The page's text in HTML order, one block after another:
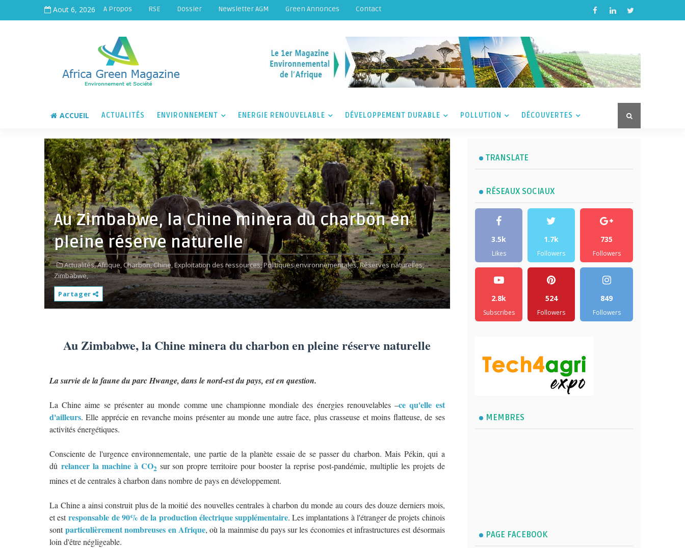
Aout 6, 2026 A Propos RSE Dossier Newsletter AGM Green Annonces Contact
ACCUEIL ACTUALITÉS ENVIRONNEMENT ENERGIE RENOUVELABLE DÉVELOPPEMENT DURABLE POLLUTION DÉCOUVERTES
Au Zimbabwe, la Chine minera du charbon en
pleine réserve naturelle
Actualités,Afrique,Charbon,Chine,Exploitation des ressources,Politiques environnementales,Réserves naturelles,
Zimbabwe,
Partager
Au Zimbabwe, la Chine minera du charbon en pleine réserve naturelle
La survie de la faune du parc Hwange, dans le nord-est du pays, est en question.
La Chine aime se présenter au monde comme une championne mondiale des énergies renouvelables –ce qu'elle est
d'ailleurs. Elle apprécie en revanche moins présenter au monde une autre face, plus crasseuse et moins flatteuse, de ses
activités énergétiques.
Consciente de l'urgence environnementale, une partie de la planète essaie de se passer du charbon. Mais Pékin, qui a
dû relancer la machine à CO2 sur son propre territoire pour booster la reprise post-pandémie, multiplie les projets de
mines et de centrales à charbon dans nombre de pays en développement.
La Chine a ainsi construit plus de la moitié des nouvelles centrales à charbon du monde au cours des douze derniers mois,
et estresponsable de 90% de la production électrique supplémentaire. Les implantations à l'étranger de projets chinois
sontparticulièrement nombreuses en Afrique, où la mainmise du pays sur les économies et infrastructures est désormais
loin d'être négligeable.
TRANSLATE
RÉSEAUX SOCIAUX
3.5k
Likes
1.7k
Followers
735
Followers
2.8k
Subscribes
524
Followers
849
Followers
MEMBRES
PAGE FACEBOOK